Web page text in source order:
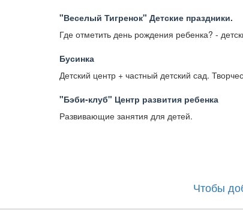
"Веселый Тигренок" Детские праздники.
Где отметить день рождения ребенка? -
Бусинка
Детский центр + частный детский сад.
"Бэби-клуб" Центр развития ребенка
Развивающие занятия для детей.
Чтобы